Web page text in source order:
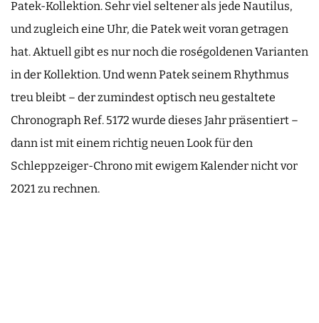
Patek-Kollektion. Sehr viel seltener als jede Nautilus,
und zugleich eine Uhr, die Patek weit voran getragen
hat. Aktuell gibt es nur noch die roségoldenen Varianten
in der Kollektion. Und wenn Patek seinem Rhythmus
treu bleibt – der zumindest optisch neu gestaltete
Chronograph Ref. 5172 wurde dieses Jahr präsentiert –
dann ist mit einem richtig neuen Look für den
Schleppzeiger-Chrono mit ewigem Kalender nicht vor
2021 zu rechnen.